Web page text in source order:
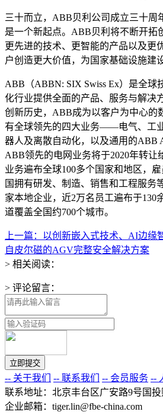
三十而立，ABB贝利公司成立三十周
是一个新起点。ABB贝利将不断开拓
更先进的技术、更智能的产品以及更
户创造更大价值，为国家基础设施建
ABB（ABBN: SIX Swiss Ex）是全球
化行业提供全面的产品、服务与解决
创新历史，ABB成为以客户为中心的
有全球领先的四大业务——电气、工
器人及离散自动化，以及通用的ABB
ABB领先的电网业务将于2020年转让
业务遍布全球100多个国家和地区，
国拥有研发、制造、销售和工程服务
家本地企业，近2万名员工遍布于130
道覆盖全国约700个城市。
上一篇：以创新嵌入式技术、AI边缘
自皮尔磁的AGV完整安全解决方案
> 相关阅读：
> 评论留言：
-- 关于我们 -- 联系我们 -- 会员服务 --
联系地址：北京丰台区广安路9号国
企业邮箱：tiger.lin@fbe-china.com